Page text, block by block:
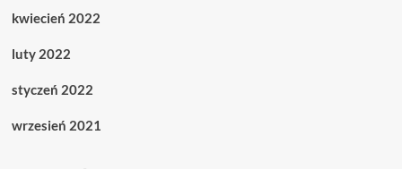
kwiecień 2022
luty 2022
styczeń 2022
wrzesień 2021